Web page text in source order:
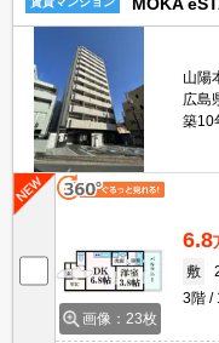
山陽
広島
築10
画像：23枚
6.8
敷
3階